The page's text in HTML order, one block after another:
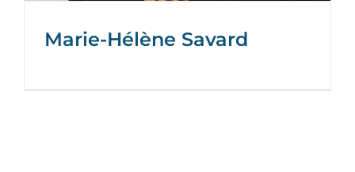
Marie-Hélène Savard